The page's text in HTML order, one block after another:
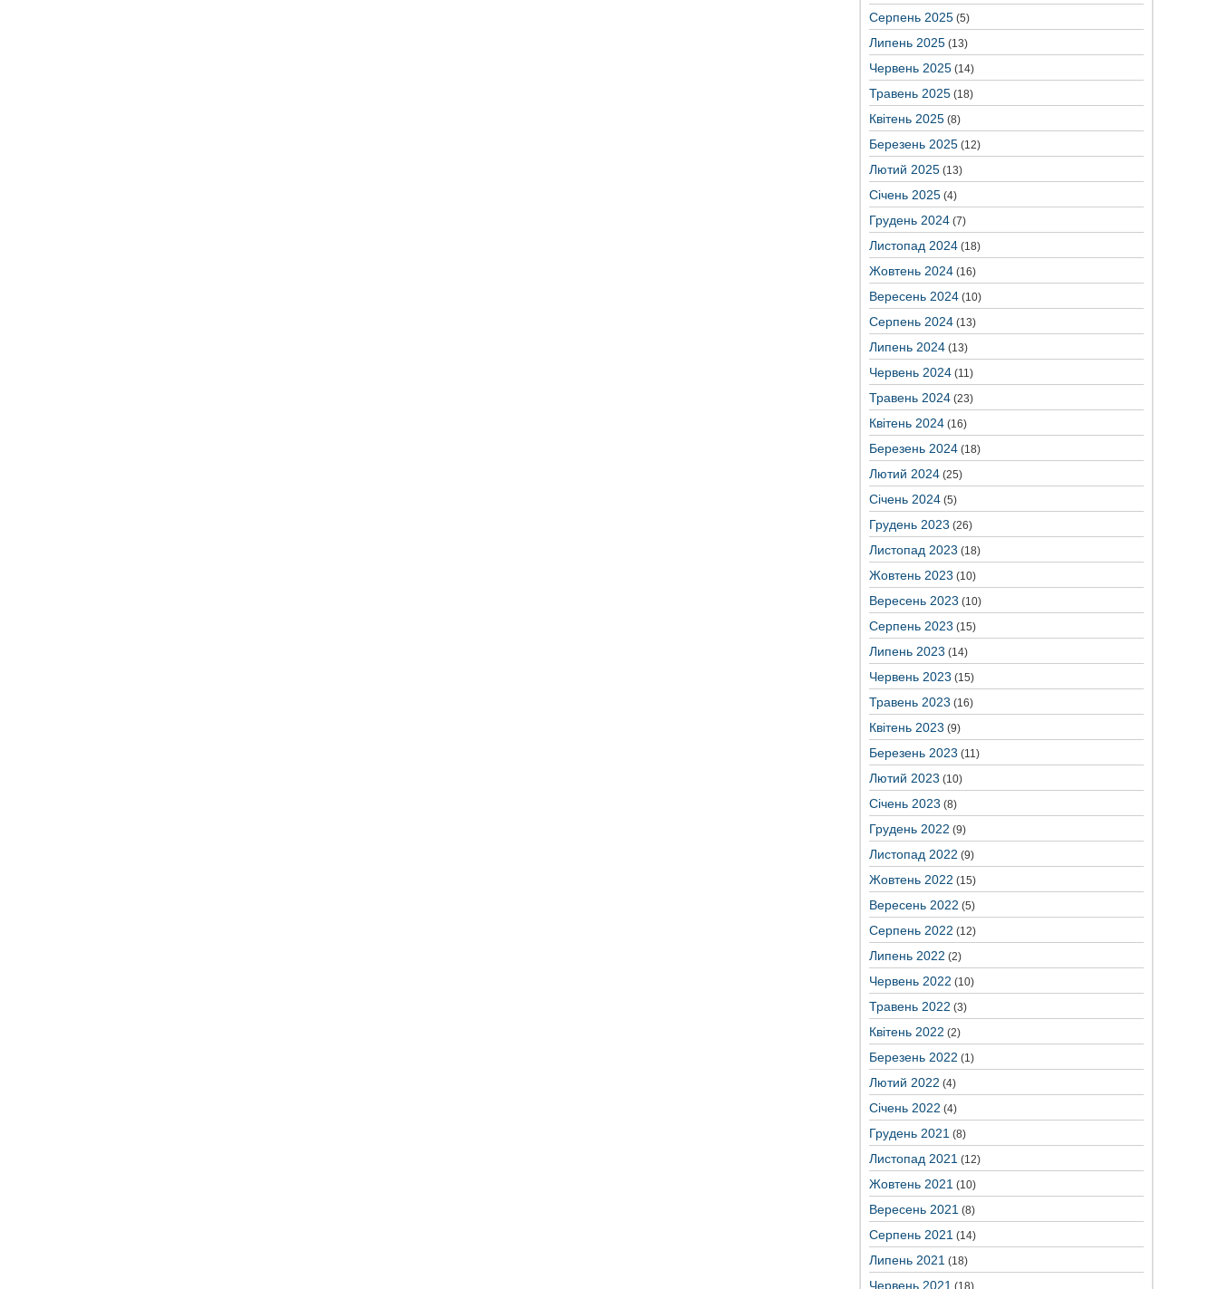
Серпень 2025(5)
Липень 2025(13)
Червень 2025(14)
Травень 2025(18)
Квітень 2025(8)
Березень 2025(12)
Лютий 2025(13)
Січень 2025(4)
Грудень 2024(7)
Листопад 2024(18)
Жовтень 2024(16)
Вересень 2024(10)
Серпень 2024(13)
Липень 2024(13)
Червень 2024(11)
Травень 2024(23)
Квітень 2024(16)
Березень 2024(18)
Лютий 2024(25)
Січень 2024(5)
Грудень 2023 (26)
Листопад 2023 (18)
Жовтень 2023 (10)
Вересень 2023 (10)
Серпень 2023 (15)
Липень 2023 (14)
Червень 2023 (15)
Травень 2023 (16)
Квітень 2023 (9)
Березень 2023 (11)
Лютий 2023 (10)
Січень 2023 (8)
Грудень 2022 (9)
Листопад 2022 (9)
Жовтень 2022 (15)
Вересень 2022 (5)
Серпень 2022 (12)
Липень 2022 (2)
Червень 2022 (10)
Травень 2022 (3)
Квітень 2022 (2)
Березень 2022 (1)
Лютий 2022 (4)
Січень 2022 (4)
Грудень 2021(8)
Листопад 2021(12)
Жовтень 2021(10)
Вересень 2021(8)
Серпень 2021(14)
Липень 2021(18)
Червень 2021 (18)